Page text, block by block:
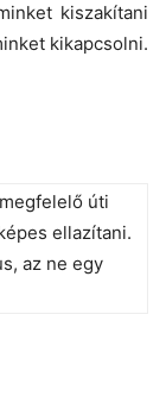
kiszakítani
kikapcsolni.
úti
ellazítani.
az ne egy